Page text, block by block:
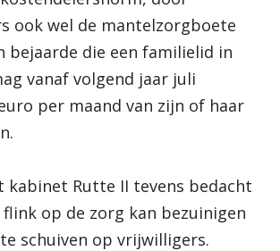
ook wel de mantelzorgboete
bejaarde die een familielid in
vanaf volgend jaar juli
per maand van zijn of haar
Rutte II tevens bedacht
op de zorg kan bezuinigen
schuiven op vrijwilligers.